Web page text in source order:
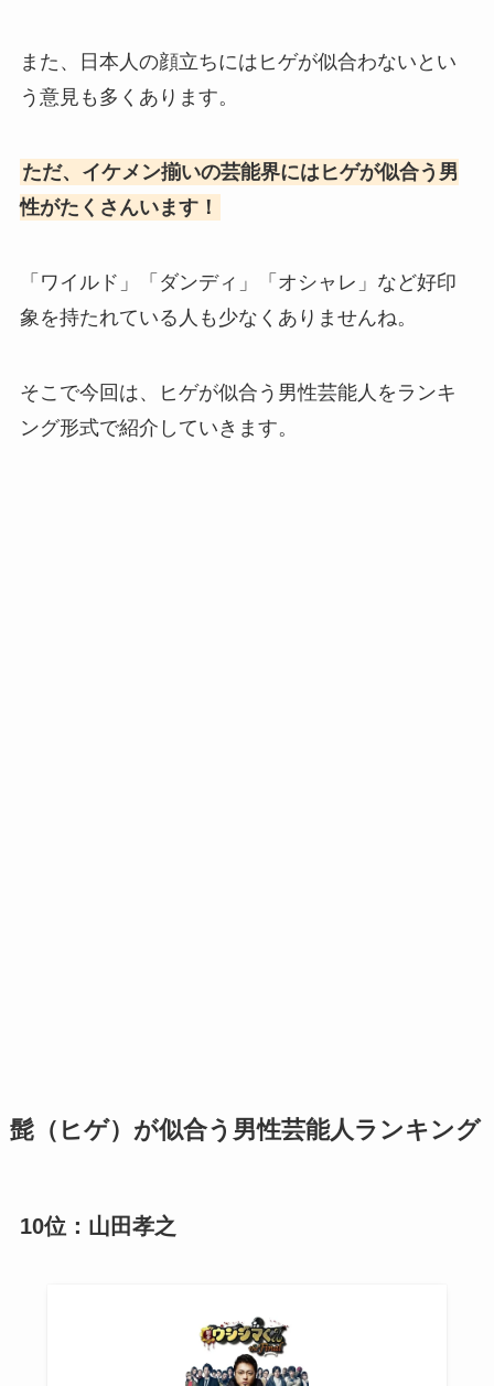
また、日本人の顔立ちにはヒゲが似合わないとい
う意見も多くあります。
ただ、イケメン揃いの芸能界にはヒゲが似合う男
性がたくさんいます！
「ワイルド」「ダンディ」「オシャレ」など好印
象を持たれている人も少なくありませんね。
そこで今回は、ヒゲが似合う男性芸能人をランキ
ング形式で紹介していきます。
髭（ヒゲ）が似合う男性芸能人ランキング
10位：山田孝之